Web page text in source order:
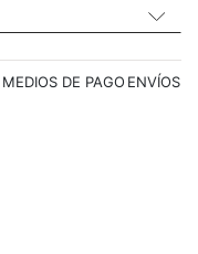
MEDIOS DE PAGO ENVÍOS